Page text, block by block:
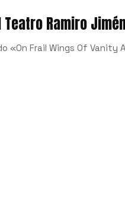
Ramiro
«On Frail Wings Of Vanity